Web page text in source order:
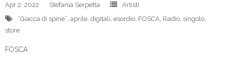
Apr 2, 2022 Stefania Serpetta
Artisti
“Giacca di spine” aprile digitali esordio FOSCA Radio singolo
store
FOSCA